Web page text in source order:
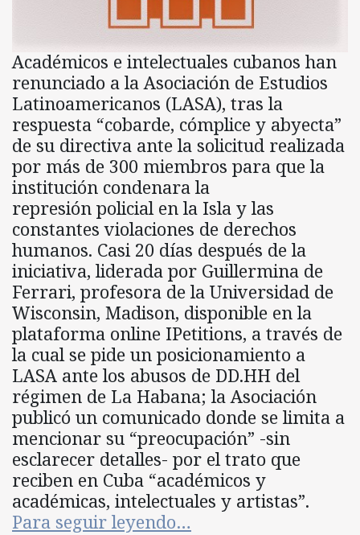
Académicos e intelectuales cubanos han
renunciado a la Asociación de Estudios
Latinoamericanos (LASA), tras la
respuesta “cobarde, cómplice y abyecta”
de su directiva ante la solicitud realizada
por más de 300 miembros para que la
institución condenara la
represión policial en la Isla y las
constantes violaciones de derechos
humanos. Casi 20 días después de la
iniciativa, liderada por Guillermina de
Ferrari, profesora de la Universidad de
Wisconsin, Madison, disponible en la
plataforma online IPetitions, a través de
la cual se pide un posicionamiento a
LASA ante los abusos de DD.HH del
régimen de La Habana; la Asociación
publicó un comunicado donde se limita a
mencionar su “preocupación” -sin
esclarecer detalles- por el trato que
reciben en Cuba “académicos y
académicas, intelectuales y artistas”.
Para seguir leyendo…